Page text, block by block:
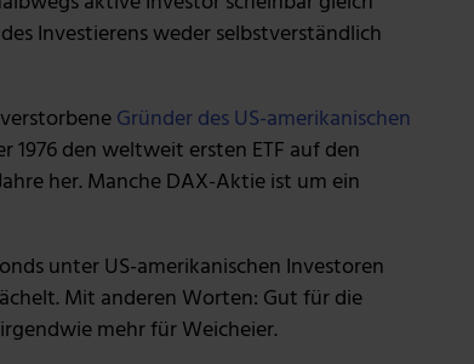
Investierens weder selbstverständlich
Gründer des US-amerikanischen
1976 den weltweit ersten ETF auf den
her. Manche DAX-Aktie ist um ein
unter US-amerikanischen Investoren
Mit anderen Worten: Gut für die
mehr für Weicheier.